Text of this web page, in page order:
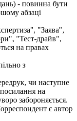
- повинна бути
абзаці
"Заява",
"Тест-драйв",
на правах
з
чи наступне
на
забороняється.
є автор